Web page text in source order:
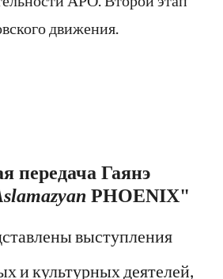
движения.
передача Гаянэ
PHOENIX"
выступления
и культурных деятелей,